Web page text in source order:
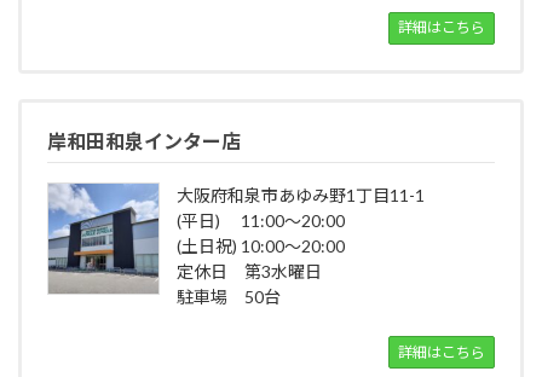
詳細はこちら
岸和田和泉インター店
大阪府和泉市あゆみ野1丁目11-1
(平日) 11:00～20:00
(土日祝) 10:00～20:00
定休日 第3水曜日
駐車場 50台
詳細はこちら